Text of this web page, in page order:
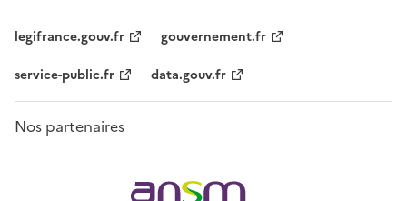
legifrance.gouv.fr
gouvernement.fr
service-public.fr
data.gouv.fr
Nos partenaires